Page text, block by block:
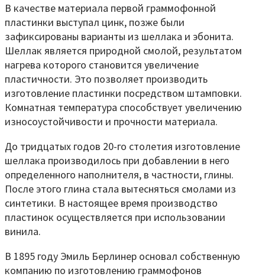
В качестве материала первой граммофонной
пластинки выступал цинк, позже были
зафиксированы варианты из шеллака и эбонита.
Шеллак является природной смолой, результатом
нагрева которого становится увеличение
пластичности. Это позволяет производить
изготовление пластинки посредством штамповки.
Комнатная температура способствует увеличению
износоустойчивости и прочности материала.
До тридцатых годов 20-го столетия изготовление
шеллака производилось при добавлении в него
определенного наполнителя, в частности, глины.
После этого глина стала вытесняться смолами из
синтетики. В настоящее время производство
пластинок осуществляется при использовании
винила.
В 1895 году Эмиль Берлинер основал собственную
компанию по изготовлению граммофонов